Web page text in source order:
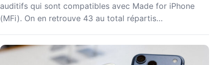
auditifs qui sont compatibles avec Made for iPhone
(MFi). On en retrouve 43 au total répartis…